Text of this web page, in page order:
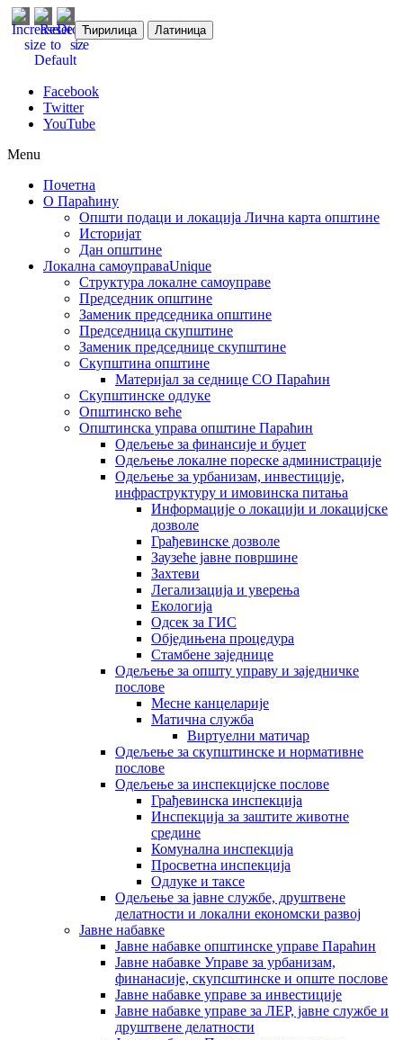
Ћирилица Латиница
Facebook
Twitter
YouTube
Menu
Почетна
О Параћину
Општи подаци и локација Лична карта општине
Историјат
Дан општине
Локална самоуправаUnique
Структура локалне самоуправе
Председник општине
Заменик председника општине
Председница скупштине
Заменик председнице скупштине
Скупштина општине
Материјал за седнице СО Параћин
Скупштинске одлуке
Општинско веће
Општинска управа општине Параћин
Одељење за финансије и буџет
Одељење локалне пореске администрације
Одељење за урбанизам, инвестиције,
инфраструктуру и имовинска питања
Информације о локацији и локацијске
дозволе
Грађевинске дозволе
Заузеће јавне површине
Захтеви
Легализација и уверења
Екологија
Одсек за ГИС
Обједињена процедура
Стамбене заједнице
Oдељење за општу управу и заједничке
послове
Месне канцеларије
Матична служба
Виртуелни матичар
Одељење за скупштинске и нормативне
послове
Одељење за инспекцијске послове
Грађевинска инспекција
Инспекција за заштите животне
средине
Комунална инспекција
Просветна инспекција
Одлуке и таксе
Одељење за јавне службе, друштвене
делатности и локални економски развој
Јавне набавке
Јавне набавке општинске управе Параћин
Јавне набавке Управе за урбанизам,
финанасије, скупсштинске и опште послове
Јавне набавке управе за инвестиције
Јавне набавке управе за ЛЕР, јавне службе и
друштвене делатности